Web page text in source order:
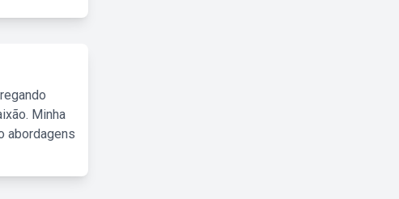
Minha
abordagens